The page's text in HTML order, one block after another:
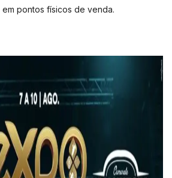
pontos físicos de venda.